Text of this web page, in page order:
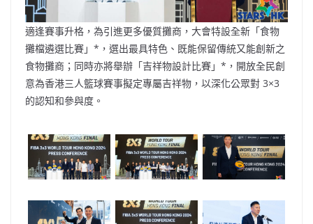
適逢賽事升格，為引進更多優質攤商，大會特設全新「食物
攤檔遴選比賽」*，選出最具特色、既能保留傳統又能創新之
食物攤商；同時亦將舉辦「吉祥物設計比賽」*，開放全民創
意為香港三人籃球賽事擬定專屬吉祥物，以深化公眾對 3×3
的認知和參與度。